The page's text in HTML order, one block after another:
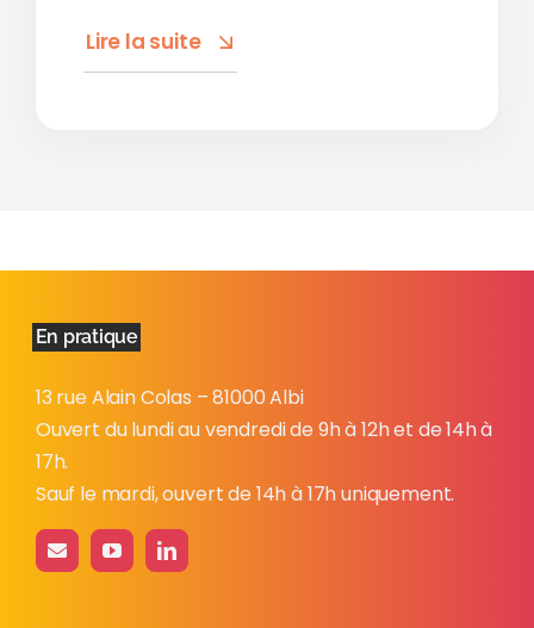
Lire la suite
En pratique
13 rue Alain Colas – 81000 Albi
Ouvert du lundi au vendredi de 9h à 12h et de 14h à
17h.
Sauf le mardi, ouvert de 14h à 17h uniquement.